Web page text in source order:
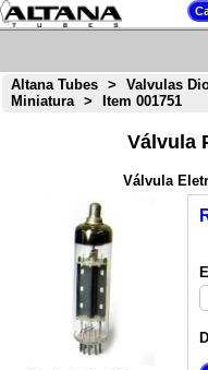
Altana Tubes > Valvulas
Miniatura
> Item 001751
Válvula
Válvula